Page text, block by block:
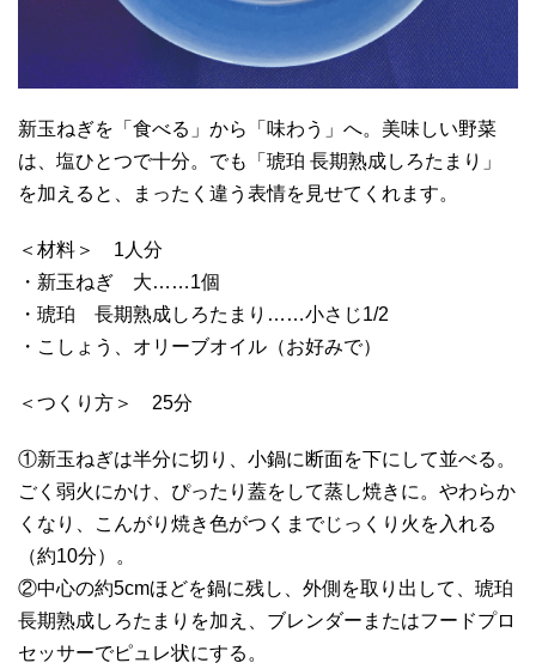
新玉ねぎを「食べる」から「味わう」へ。美味しい野菜
は、塩ひとつで十分。でも「琥珀 長期熟成しろたまり」
を加えると、まったく違う表情を見せてくれます。
＜材料＞ 1人分
・新玉ねぎ 大……1個
・琥珀 長期熟成しろたまり……小さじ1/2
・こしょう、オリーブオイル（お好みで）
＜つくり方＞ 25分
①新玉ねぎは半分に切り、小鍋に断面を下にして並べる。
ごく弱火にかけ、ぴったり蓋をして蒸し焼きに。やわらか
くなり、こんがり焼き色がつくまでじっくり火を入れる
（約10分）。
②中心の約5cmほどを鍋に残し、外側を取り出して、琥珀
長期熟成しろたまりを加え、ブレンダーまたはフードプロ
セッサーでピュレ状にする。